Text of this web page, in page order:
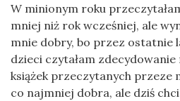
W minionym roku
mniej niż rok wcześniej, ale
mnie dobry, bo przez ostatnie
dzieci czytałam zdecydowanie
książek przeczytanych przeze
co najmniej dobra, ale dziś